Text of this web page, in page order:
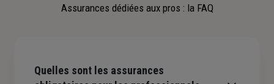
Assurances dédiées aux pros : la FAQ
Quelles sont les assurances